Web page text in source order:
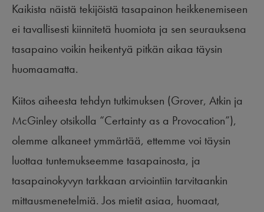
Kaikista näistä tekijöistä tasapainon heikkenemiseen
ei tavallisesti kiinnitetä huomiota ja sen seurauksena
tasapaino voikin heikentyä pitkän aikaa täysin
huomaamatta.
Kiitos aiheesta tehdyn tutkimuksen (Grover, Atkin ja
McGinley otsikolla “Certainty as a Provocation”),
olemme alkaneet ymmärtää, ettemme voi täysin
luottaa tuntemukseemme tasapainosta, ja
tasapainokyvyn tarkkaan arviointiin tarvitaankin
mittausmenetelmiä. Jos mietit asiaa, huomaat,